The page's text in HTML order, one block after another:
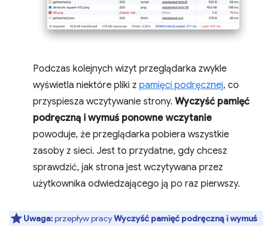
Podczas kolejnych wizyt przeglądarka zwykle
wyświetla niektóre pliki z pamięci podręcznej, co
przyspiesza wczytywanie strony. Wyczyść pamięć
podręczną i wymuś ponowne wczytanie
powoduje, że przeglądarka pobiera wszystkie
zasoby z sieci. Jest to przydatne, gdy chcesz
sprawdzić, jak strona jest wczytywana przez
użytkownika odwiedzającego ją po raz pierwszy.
Uwaga:przepływ pracyWyczyść pamięć podręczną i wymuś